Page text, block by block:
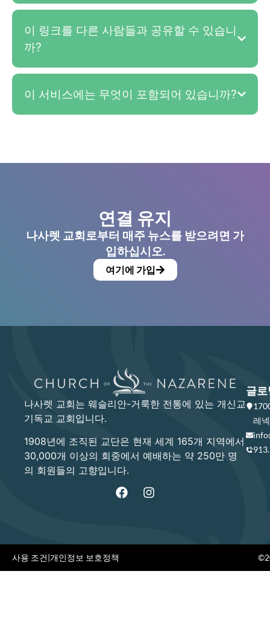
이 링크를 다른 사람들과 공유할 수 있습니
까?
이 서비스에는 무엇이 포함되어 있습니까?
연결 유지
나사렛 교회로부터 매주 뉴스를 받으려면 가
입하십시오.
여기에 가입
나사렛 교회는 웨슬리안-거룩한 전통에 있는 개신교
기독교 교회입니다.
1908년에 조직된 교단은 현재 세계 165개 지역에서
30,000개 이상의 회중에서 예배하는 약 250만 명
의 회원들의 고향입니다.
글로
레
사용 조건|개인정보 보호정책